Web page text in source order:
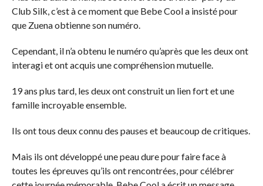
Club Silk, c’est à ce moment que Bebe Cool a insisté pour
que Zuena obtienne son numéro.
Cependant, il n’a obtenu le numéro qu’après que les deux ont
interagi et ont acquis une compréhension mutuelle.
19 ans plus tard, les deux ont construit un lien fort et une
famille incroyable ensemble.
Ils ont tous deux connu des pauses et beaucoup de critiques.
Mais ils ont développé une peau dure pour faire face à
toutes les épreuves qu’ils ont rencontrées, pour célébrer